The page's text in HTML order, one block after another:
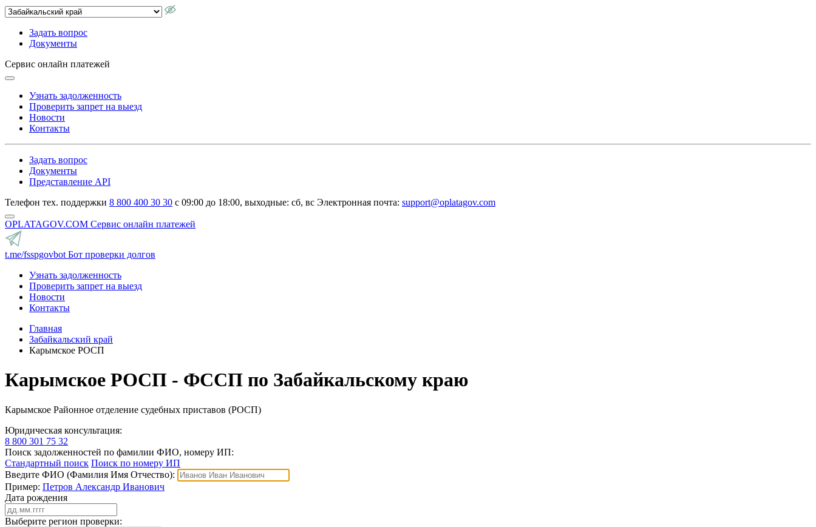
Задать вопрос
Документы
Сервис онлайн платежей
Узнать задолженность
Проверить запрет на выезд
Новости
Контакты
Задать вопрос
Документы
Представление API
Телефон тех. поддержки 8 800 400 30 30 с 09:00 до 18:00, выходные: сб, вс Электронная почта: support@oplatagov.com
OPLATAGOV.COM Сервис онлайн платежей
t.me/fsspgovbot Бот проверки долгов
Узнать задолженность
Проверить запрет на выезд
Новости
Контакты
Главная
Забайкальский край
Карымское РОСП
Карымское РОСП - ФССП по Забайкальскому краю
Карымское Районное отделение судебных приставов (РОСП)
Юридическая консультация:
8 800 301 75 32
Поиск задолженностей по фамилии ФИО, номеру ИП:
Стандартный поиск Поиск по номеру ИП
Введите ФИО (Фамилия Имя Отчество):
Пример: Петров Александр Иванович
Дата рождения
Выберите регион проверки: